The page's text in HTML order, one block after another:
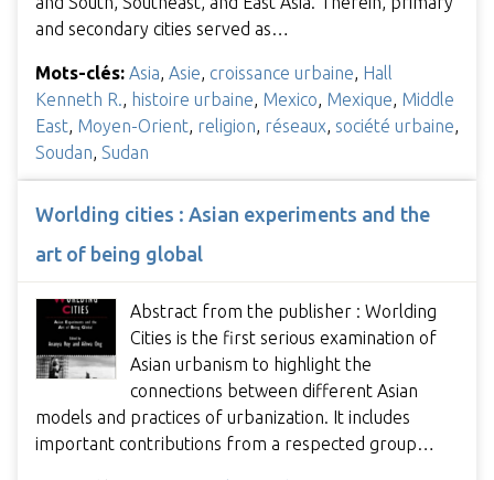
and secondary cities served as…
Mots-clés: Asia, Asie, croissance urbaine, Hall
Kenneth R., histoire urbaine, Mexico, Mexique, Middle
East, Moyen-Orient, religion, réseaux, société urbaine,
Soudan, Sudan
Worlding cities : Asian experiments and the
art of being global
Abstract from the publisher : Worlding
Cities is the first serious examination of
Asian urbanism to highlight the
connections between different Asian
models and practices of urbanization. It includes
important contributions from a respected group…